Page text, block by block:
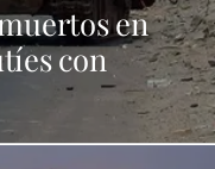
en
con